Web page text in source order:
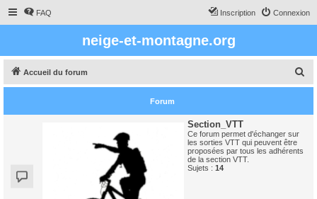
FAQ Connexion
Inscription
neige-et-montagne.org
Accueil du forum
e
Forum
Section_VTT
Ce forum permet d'échanger sur
les sorties VTT qui peuvent être
proposées par tous les adhérents
de la section VTT.
Sujets : 14